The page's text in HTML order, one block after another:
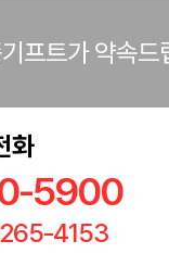
프트가 약속드
화
5900
4153